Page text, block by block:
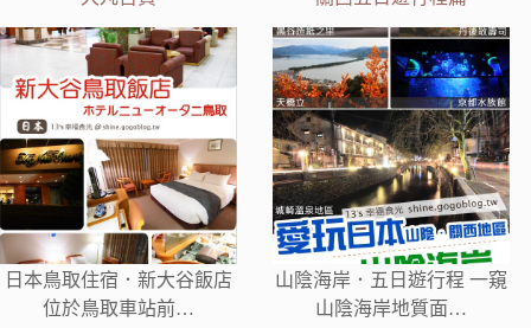
日本鳥取住宿．新大谷飯店
位於鳥取車站前…
山陰海岸．五日遊行程 一窺
山陰海岸地質面…